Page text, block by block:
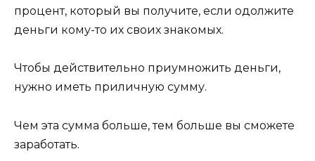
процент, который вы получите, если одолжите
деньги кому-то их своих знакомых.
Чтобы действительно приумножить деньги,
нужно иметь приличную сумму.
Чем эта сумма больше, тем больше вы сможете
заработать.